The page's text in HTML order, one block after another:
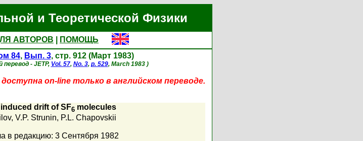
и Теоретической Физики
АВТОРОВ
ПОМОЩЬ
84, Вып. 3, стр. 912 (Март 1983)
перевод - JETP, Vol. 57, No. 3, p. 529, March 1983 )
on-line только в английском переводе.
drift of SF6molecules
, V.P. Strunin, P.L. Chapovskii
в редакцию: 3 Сентября 1982